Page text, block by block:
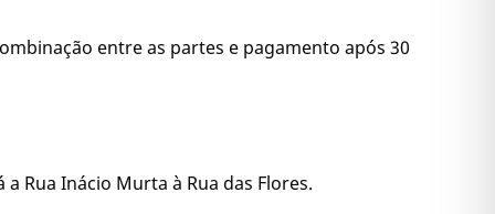
entre as partes e pagamento após 30
Rua Inácio Murta à Rua das Flores.